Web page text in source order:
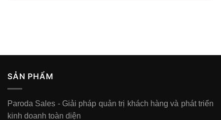
SẢN PHẨM
Paroda Sales - Giải pháp quản trị khách hàng và phát triển
kinh doanh toàn diện